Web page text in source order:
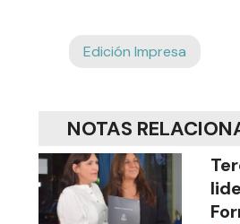
Edición Impresa
NOTAS